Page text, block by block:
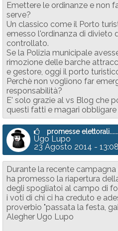
Emettere le ordinanze e non
serve?
Un classico come il Porto
emesso l'ordinanza di divieto
controllato.
Se la Polizia municipale
rimozione delle barche
e gestore, oggi il porto
Perchè non vogliono far
responsabilità?
E' solo grazie al vs Blog che
questi fatti e magari
promesse
Ugo Lupo
23 Agosto 2014 - 13:08
Durante la recente
ha promesso la riapertura
degli spogliatoi al campo di
i voti di chi ci ha creduto e
proverbio "passata la festa,
Alegher Ugo Lupo